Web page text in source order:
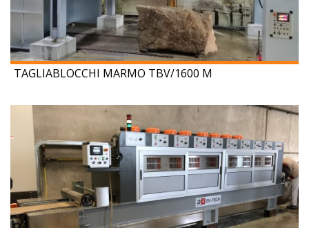
TAGLIABLOCCHI MARMO TBV/1600 M